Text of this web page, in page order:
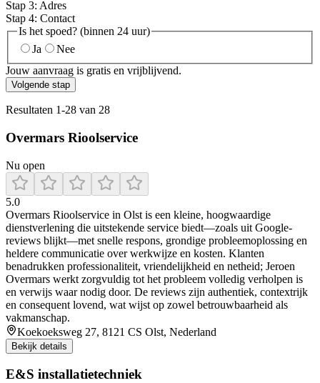
Stap 3: Adres
Stap 4: Contact
Is het spoed? (binnen 24 uur)
Ja
Nee
Jouw aanvraag is gratis en vrijblijvend.
Volgende stap
Resultaten 1-28 van 28
Overmars Rioolservice
Nu open
5.0
Overmars Rioolservice in Olst is een kleine, hoogwaardige
dienstverlening die uitstekende service biedt—zoals uit Google-
reviews blijkt—met snelle respons, grondige probleemoplossing en
heldere communicatie over werkwijze en kosten. Klanten
benadrukken professionaliteit, vriendelijkheid en netheid; Jeroen
Overmars werkt zorgvuldig tot het probleem volledig verholpen is
en verwijs waar nodig door. De reviews zijn authentiek, contextrijk
en consequent lovend, wat wijst op zowel betrouwbaarheid als
vakmanschap.
Koekoeksweg 27, 8121 CS Olst, Nederland
Bekijk details
E&S installatietechniek